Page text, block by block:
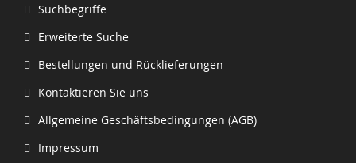
Suchbegriffe
Erweiterte Suche
Bestellungen und Rücklieferungen
Kontaktieren Sie uns
Allgemeine Geschäftsbedingungen (AGB)
Impressum